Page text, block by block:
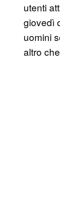
utenti
giovedì
uomini
altro